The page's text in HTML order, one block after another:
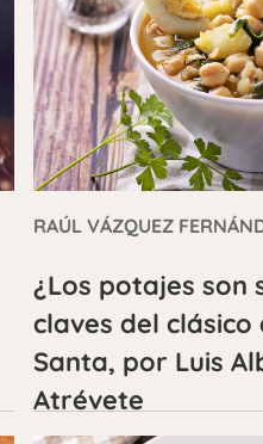
RAÚL VÁZQUEZ
¿Los potajes son
claves del clásico
Santa, por Luis
Atrévete